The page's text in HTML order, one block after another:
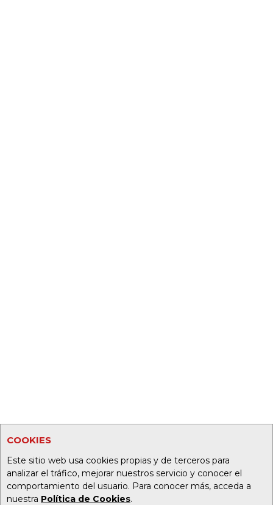
COOKIES
Este sitio web usa cookies propias y de terceros para
analizar el tráfico, mejorar nuestros servicio y conocer el
comportamiento del usuario. Para conocer más, acceda a
nuestra Política de Cookies.